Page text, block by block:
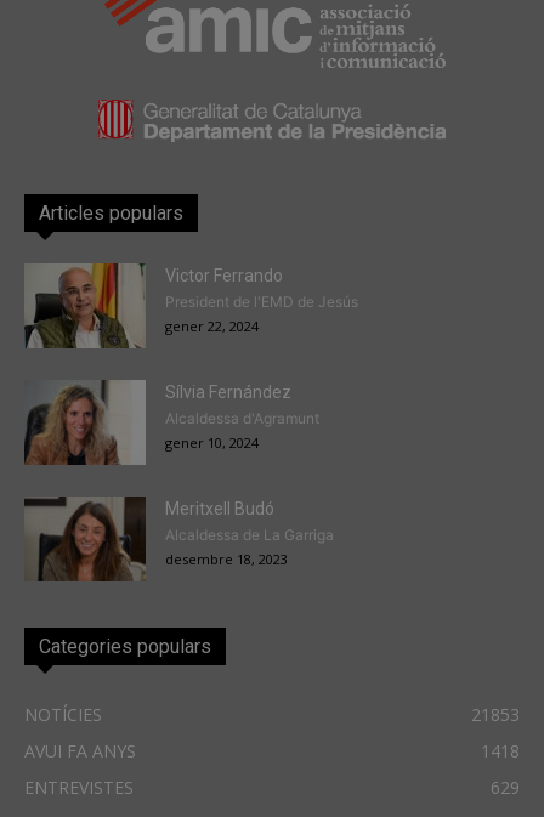
Articles populars
Victor Ferrando
President de l'EMD de Jesús
gener 22, 2024
Sílvia Fernández
Alcaldessa d'Agramunt
gener 10, 2024
Meritxell Budó
Alcaldessa de La Garriga
desembre 18, 2023
Categories populars
NOTÍCIES
21853
AVUI FA ANYS
1418
ENTREVISTES
629